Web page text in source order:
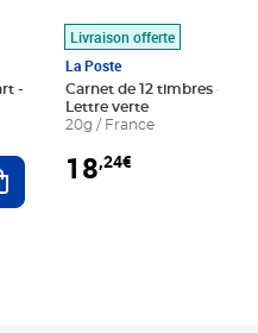
-
Ajouter au panier
Livraison offerte
La Poste
Carnet de 12 timbres - Le
Lettre verte
20g / France
18,24€